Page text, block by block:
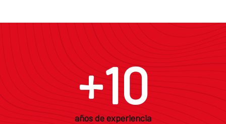
+10
años de experiencia